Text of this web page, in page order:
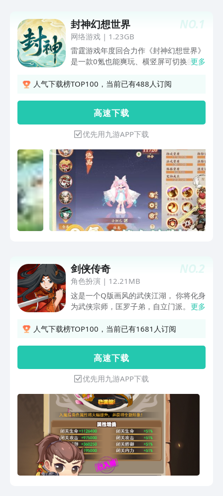
能变身九游会员，直接享受18个会员权益和海量免费代金
券，还有独家会员活动、会员礼包哦。玩家只需要登录游
戏，就可以每天参与九游抽奖活动，天天抽奖，还有很多
节假日活动和万元券到手。
NO.1
封神幻想世界
网络游戏| 1.23GB
雷霆游戏年度回合力作《封神幻想世界》
是一款0氪也能爽玩、横竖屏可切换的封
作初衷，就是希望市面上能出现这样一款
花费大量金钱，最好0氪也能享受用脑力
胜出的纯粹乐趣。
更多
人气下载榜TOP100，当前已有488人订阅
高 速 下 载
优先用九游APP下载
NO.2
剑侠传奇
角色扮演 | 12.21MB
这是一个Q版画风的武侠江湖， 你将化身
为武侠宗师，匡罗子弟，自立门派。 是
成就一代枭雄？ 丰富剧情走向，每一次
玩法，满足你一切。 挂机玩法，解放双
手，享受更轻松随性的游戏乐趣。
更多
人气下载榜TOP100，当前已有1681人订阅
高 速 下 载
优先用九游APP下载